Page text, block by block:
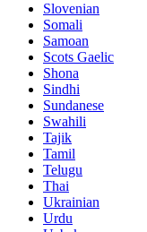
Slovenian
Somali
Samoan
Scots Gaelic
Shona
Sindhi
Sundanese
Swahili
Tajik
Tamil
Telugu
Thai
Ukrainian
Urdu